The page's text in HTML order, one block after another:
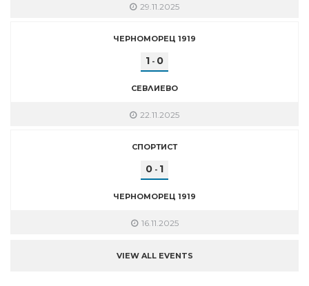
29.11.2025
ЧЕРНОМОРЕЦ 1919
1 - 0
СЕВЛИЕВО
22.11.2025
СПОРТИСТ
0 - 1
ЧЕРНОМОРЕЦ 1919
16.11.2025
VIEW ALL EVENTS